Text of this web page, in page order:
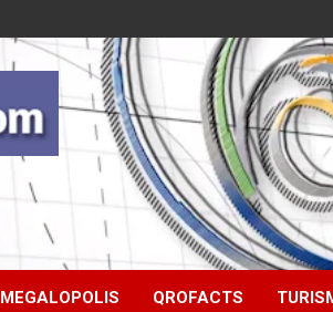
MEGALOPOLIS QROFACTS